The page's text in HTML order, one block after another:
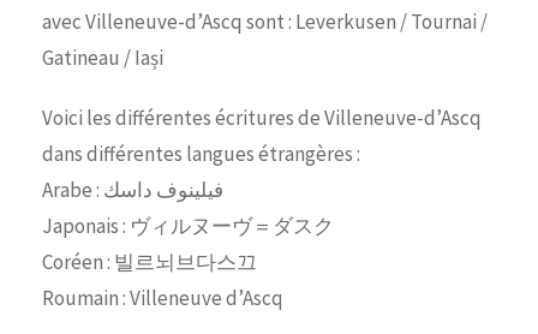
avec Villeneuve-d’Ascq sont : Leverkusen / Tournai /
Gatineau / Iași
Voici les différentes écritures de Villeneuve-d’Ascq
dans différentes langues étrangères :
Arabe : فيلينوف داسك
Japonais : ヴィルヌーヴ＝ダスク
Coréen : 빌르뇌브다스끄
Roumain : Villeneuve d’Ascq